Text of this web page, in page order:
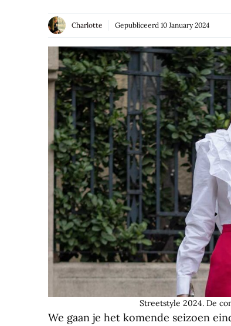
Charlotte Gepubliceerd 10 January 2024
Streetstyle 2024. De
We gaan je het komende seizoen